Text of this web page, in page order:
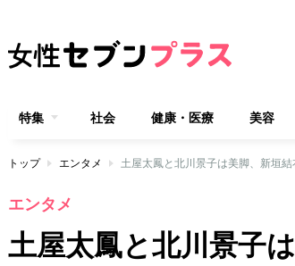
特集 社会 健康・医療 美容
トップ エンタメ 土屋太鳳と北川景子は美脚、新垣
エンタメ
土屋太鳳と北川景子